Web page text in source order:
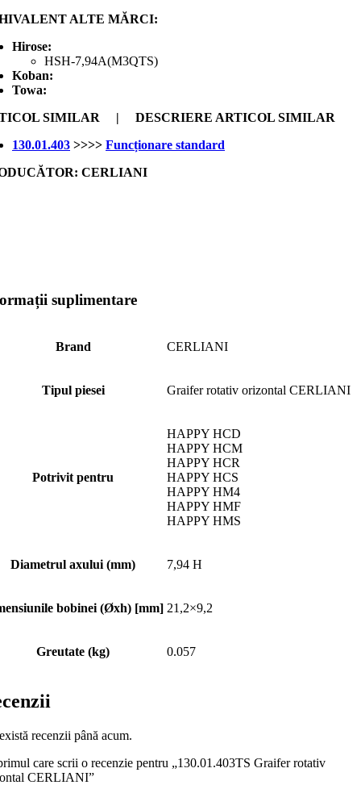
ALTE MĂRCI:
Hirose:
HSH-7,94A(M3QTS)
Koban:
Towa:
SIMILAR | DESCRIERE ARTICOL SIMILAR
130.01.403 >>>> Funcționare standard
CERLIANI
suplimentare
Brand CERLIANI
Tipul piesei Graifer rotativ orizontal CERLIANI
Potrivit pentru
HAPPY HCD
HAPPY HCM
HAPPY HCR
HAPPY HCS
HAPPY HM4
HAPPY HMF
HAPPY HMS
Diametrul axului (mm) 7,94 H
bobinei (Øxh) [mm] 21,2×9,2
Greutate (kg) 0.057
recenzii până acum.
care scrii o recenzie pentru „130.01.403TS Graifer rotativ
CERLIANI”